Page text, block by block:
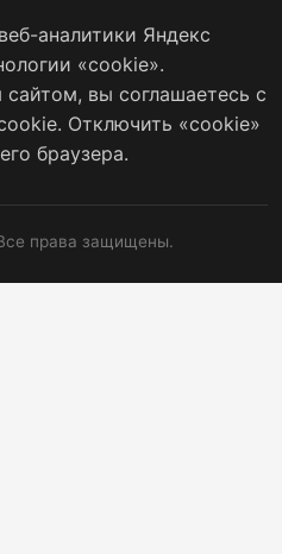
аналитики Яндекс
«cookie».
вы соглашаетесь с
Отключить «cookie»
браузера.
права защищены.